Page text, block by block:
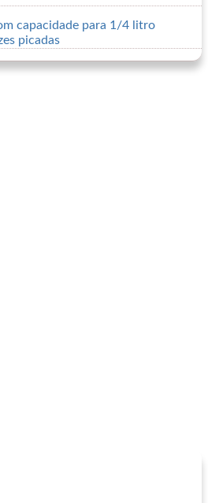
capacidade para 1/4 litro
picadas